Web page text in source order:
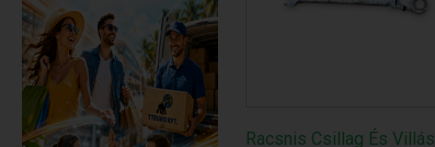
Racsnis Csillag És Villás